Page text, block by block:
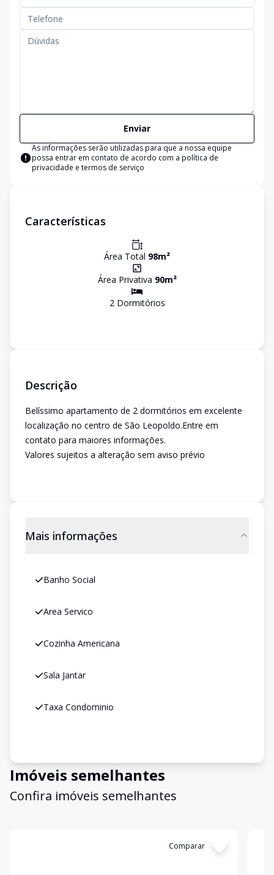
Enviar
As informações serão utilizadas para que a nossa equipe
possa entrar em contato de acordo com a política de
privacidade e termos de serviço
Características
Área Total 98m²
Área Privativa 90m²
2Dormitórios
Descrição
Belíssimo apartamento de 2 dormitórios em excelente
localização no centro de São Leopoldo.Entre em
contato para maiores informações.
Valores sujeitos a alteração sem aviso prévio
Mais informações
Banho Social
Area Servico
Cozinha Americana
Sala Jantar
Taxa Condominio
Imóveis semelhantes
Confira imóveis semelhantes
Comparar